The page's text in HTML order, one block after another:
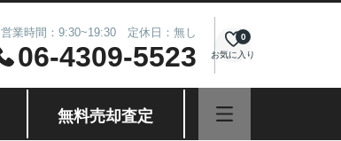
営業時間：9:30~19:30 定休日：無し
06-4309-5523 お気に入り
0
無料売却査定